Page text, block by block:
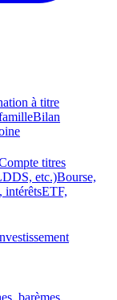
à titre
Bilan
titres
etc.)Bourse,
intérêtsETF,